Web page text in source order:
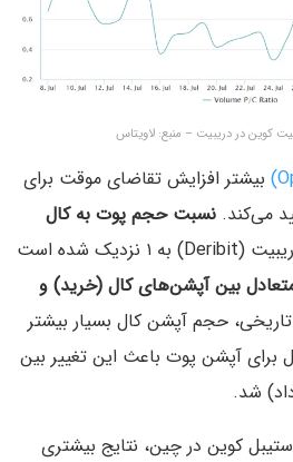
کوین در دریبیت – منبع:‌ لاویتاس
بیشتر افزایش تقاضای موقت برای
می‌کند. نسبت حجم پوت به کال
در صرافی دریبیت (Deribit) به ۱ نزدیک شده است
بین آپشن‌های کال (خرید) و
حجم آپشن کال بسیار بیشتر
برای آپشن پوت باعث این تغییر بین
کوین در چین، نتایج بیشتری